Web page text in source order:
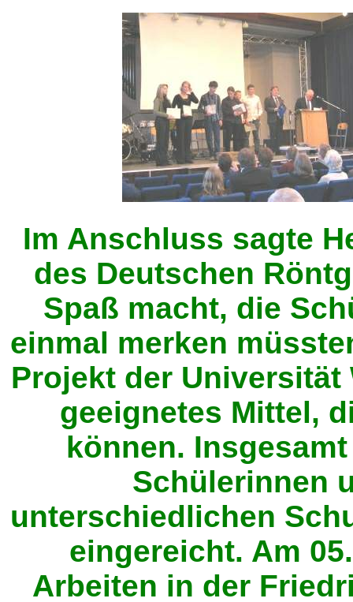
Im Anschluss sagte
des Deutschen
Spaß macht, die
einmal merken
Projekt der
geeignetes Mittel,
können.
Schülerinnen
unterschiedlichen
eingereicht. Am
Arbeiten in der